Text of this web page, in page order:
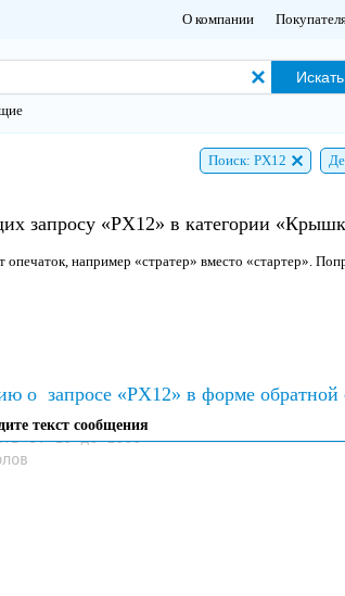
О компании
Искать
Поиск: PX12
запросу «PX12» в категории
опечаток, например «стратер» вместо «стартер».
о запросе «PX12» в форме обратной
текст сообщения